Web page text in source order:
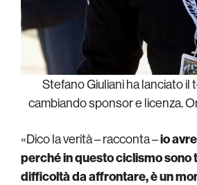
Stefano Giuliani ha lanciato il
cambiando sponsor e licenza.
«Dico la verità – racconta –io
perché in questo ciclismo sono
difficoltà da affrontare, è un